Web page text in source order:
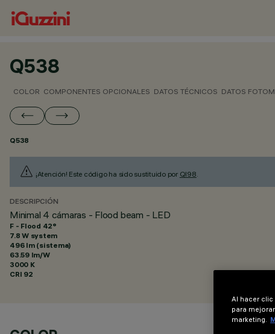
Q538
COLOR COMPONENTES OPCIONALES DATOS TÉCNICOS DATOS
Q538
¡Atención! Este código ha sido sustituido por QI98.
DESCRIPCIÓN
Minimal 4 cámaras - Flood beam - LED
F - Flood 42°
7.8 W system
496 lm (sistema)
63.59 lm/W
3000 K
CRI 92
Al hacer clic
para
marketing.